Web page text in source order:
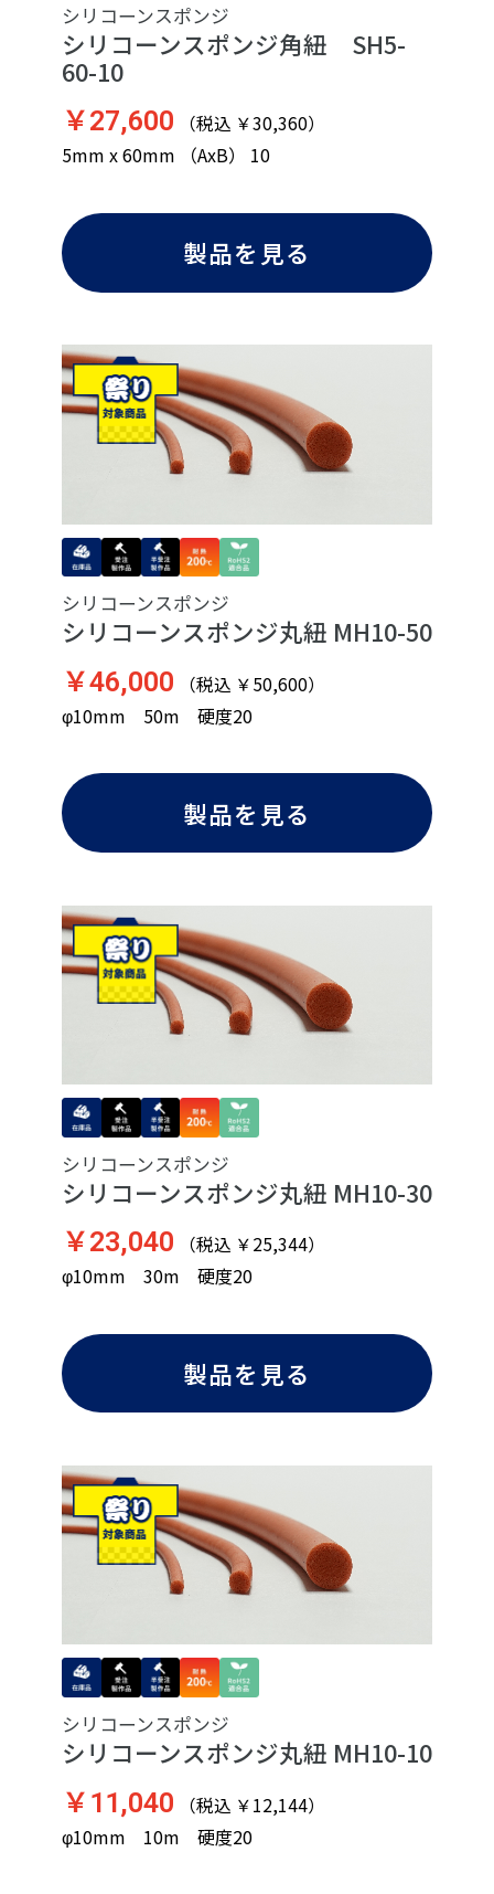
シリコーンスポンジ
シリコーンスポンジ角紐 SH5-
60-10
￥27,600 （税込 ￥30,360）
5mm x 60mm （AxB） 10
製品を見る
シリコーンスポンジ
シリコーンスポンジ丸紐 MH10-50
￥46,000 （税込 ￥50,600）
φ10mm 50m 硬度20
製品を見る
シリコーンスポンジ
シリコーンスポンジ丸紐 MH10-30
￥23,040 （税込 ￥25,344）
φ10mm 30m 硬度20
製品を見る
シリコーンスポンジ
シリコーンスポンジ丸紐 MH10-10
￥11,040 （税込 ￥12,144）
φ10mm 10m 硬度20